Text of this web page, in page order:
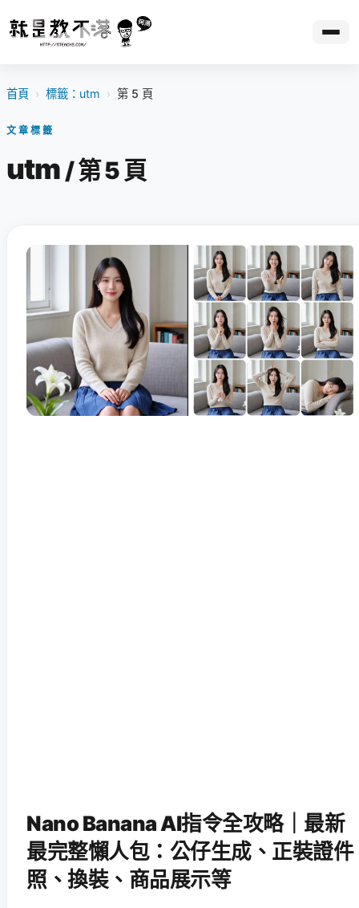
首頁 › 標籤：utm › 第 5 頁
文章標籤
utm / 第 5 頁
Nano Banana AI指令全攻略｜最新
最完整懶人包：公仔生成、正裝證件
照、換裝、商品展示等